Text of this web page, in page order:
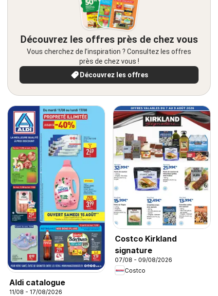
Découvrez les offres près de chez vous
Vous cherchez de l’inspiration ? Consultez les offres
près de chez vous !
Découvrez les offres
Aldi catalogue
11/08 - 17/08/2026
Costco Kirkland
signature
07/08 - 09/08/2026
Costco